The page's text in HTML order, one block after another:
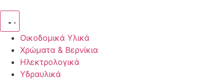
Οικοδομικά Υλικά
Χρώματα & Βερνίκια
Ηλεκτρολογικά
Υδραυλικά